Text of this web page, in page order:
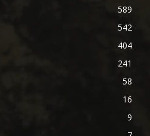
589
542
404
241
58
16
9